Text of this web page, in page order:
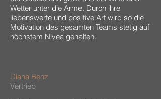
Wetter unter die Arme. Durch ihre
liebenswerte und positive Art wird so die
Motivation des gesamten Teams stetig auf
höchstem Nivea gehalten.
Diana Benz
Vertrieb